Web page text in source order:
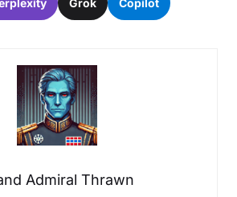
Admiral Thrawn